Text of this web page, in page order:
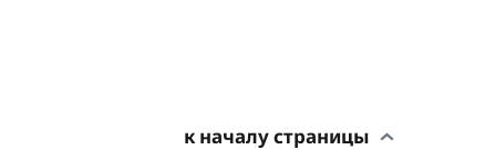
к началу страницы